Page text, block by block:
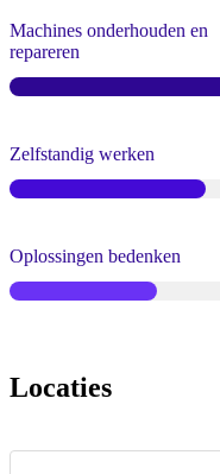
Machines onderhouden en
repareren
Zelfstandig werken
Oplossingen bedenken
Locaties